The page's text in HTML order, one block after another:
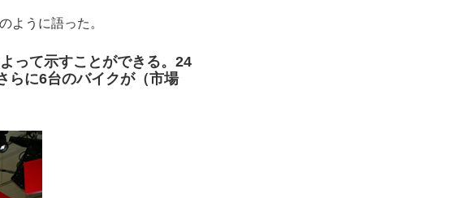
ように語った。
って示すことができる。24
らに6台のバイクが（市場